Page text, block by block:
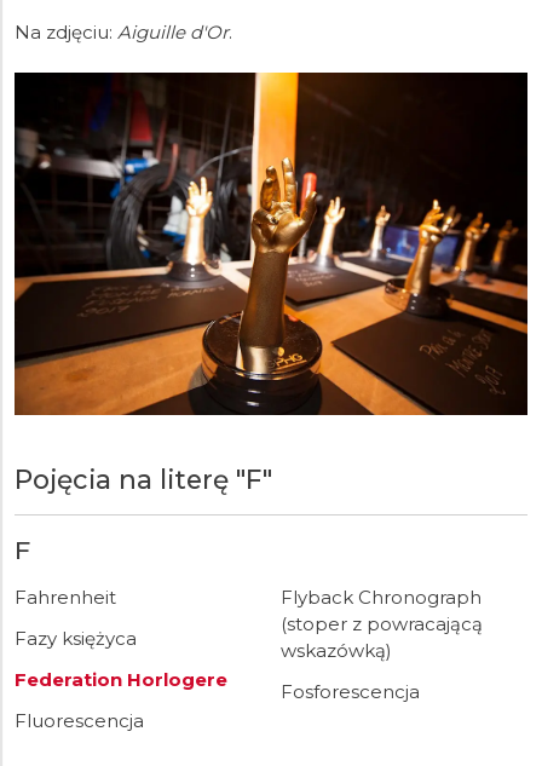
Na zdjęciu: Aiguille d'Or.
Pojęcia na literę "F"
F
Fahrenheit
Fazy księżyca
Federation Horlogere
Fluorescencja
Flyback Chronograph
(stoper z powracającą
wskazówką)
Fosforescencja